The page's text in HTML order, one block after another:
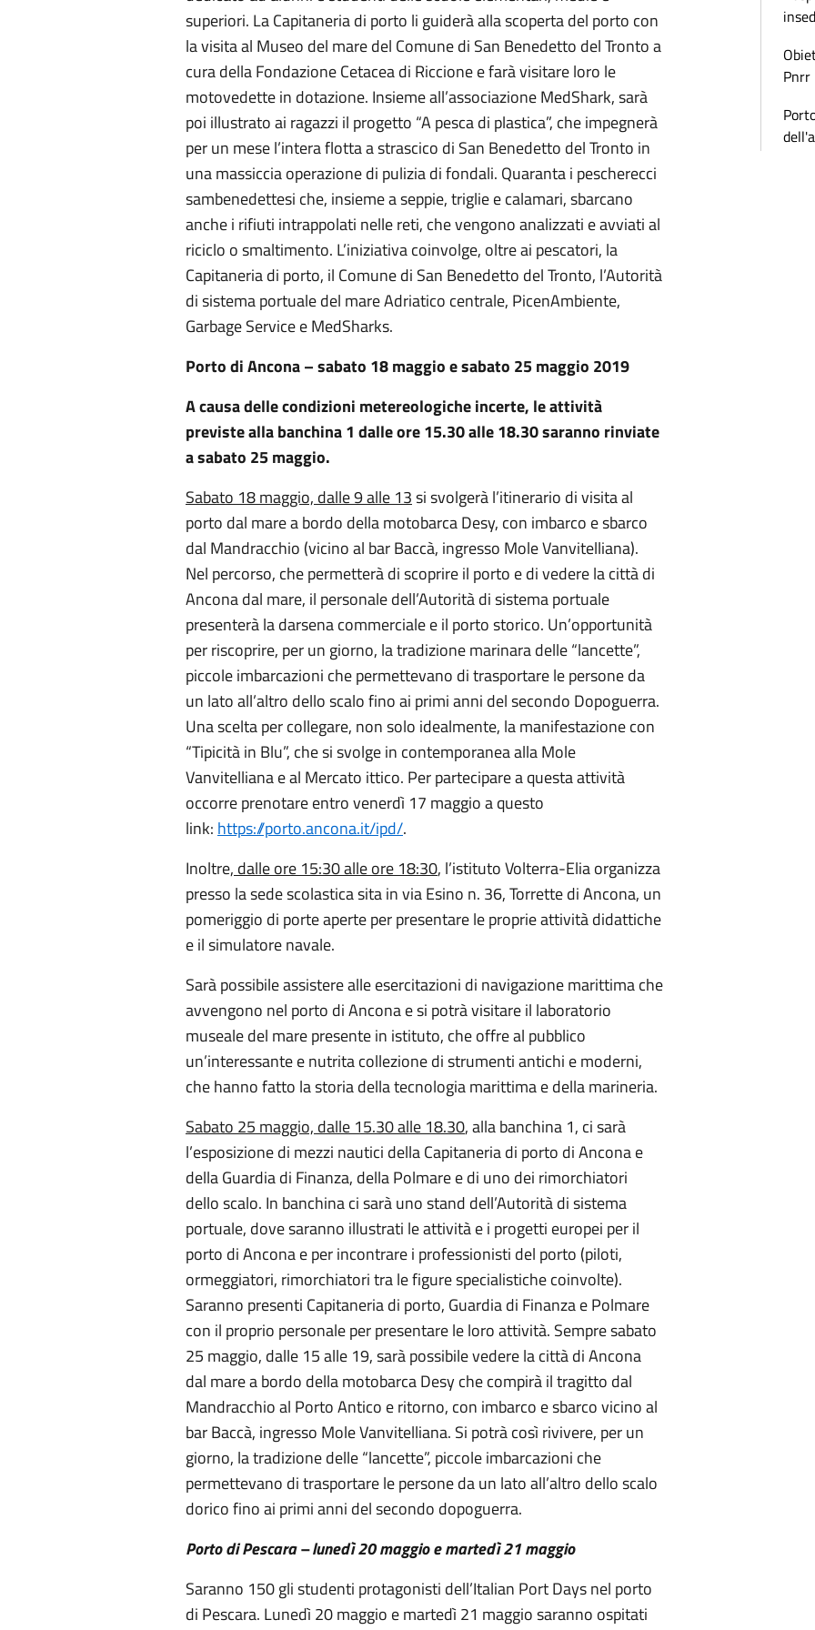
superiori. La Capitaneria di porto li guiderà alla scoperta del porto con
la visita al Museo del mare del Comune di San Benedetto del Tronto a
cura della Fondazione Cetacea di Riccione e farà visitare loro le
motovedette in dotazione. Insieme all’associazione MedShark, sarà
poi illustrato ai ragazzi il progetto “A pesca di plastica”, che impegnerà
per un mese l’intera flotta a strascico di San Benedetto del Tronto in
una massiccia operazione di pulizia di fondali. Quaranta i pescherecci
sambenedettesi che, insieme a seppie, triglie e calamari, sbarcano
anche i rifiuti intrappolati nelle reti, che vengono analizzati e avviati al
riciclo o smaltimento. L’iniziativa coinvolge, oltre ai pescatori, la
Capitaneria di porto, il Comune di San Benedetto del Tronto, l’Autorità
di sistema portuale del mare Adriatico centrale, PicenAmbiente,
Garbage Service e MedSharks.
Porto di Ancona – sabato 18 maggio e sabato 25 maggio 2019
A causa delle condizioni metereologiche incerte, le attività
previste alla banchina 1 dalle ore 15.30 alle 18.30 saranno rinviate
a sabato 25 maggio.
Sabato 18 maggio, dalle 9 alle 13si svolgerà l’itinerario di visita al
porto dal mare a bordo della motobarca Desy, con imbarco e sbarco
dal Mandracchio (vicino al bar Baccà, ingresso Mole Vanvitelliana).
Nel percorso, che permetterà di scoprire il porto e di vedere la città di
Ancona dal mare, il personale dell’Autorità di sistema portuale
presenterà la darsena commerciale e il porto storico. Un’opportunità
per riscoprire, per un giorno, la tradizione marinara delle “lancette”,
piccole imbarcazioni che permettevano di trasportare le persone da
un lato all’altro dello scalo fino ai primi anni del secondo Dopoguerra.
Una scelta per collegare, non solo idealmente, la manifestazione con
“Tipicità in Blu”, che si svolge in contemporanea alla Mole
Vanvitelliana e al Mercato ittico. Per partecipare a questa attività
occorre prenotare entro venerdì 17 maggio a questo
link: https://porto.ancona.it/ipd/.
Inoltre, dalle ore 15:30 alle ore 18:30, l’istituto Volterra-Elia organizza
presso la sede scolastica sita in via Esino n. 36, Torrette di Ancona, un
pomeriggio di porte aperte per presentare le proprie attività didattiche
e il simulatore navale.
Sarà possibile assistere alle esercitazioni di navigazione marittima che
avvengono nel porto di Ancona e si potrà visitare il laboratorio
museale del mare presente in istituto, che offre al pubblico
un’interessante e nutrita collezione di strumenti antichi e moderni,
che hanno fatto la storia della tecnologia marittima e della marineria.
Sabato 25 maggio, dalle 15.30 alle 18.30, alla banchina 1, ci sarà
l’esposizione di mezzi nautici della Capitaneria di porto di Ancona e
della Guardia di Finanza, della Polmare e di uno dei rimorchiatori
dello scalo. In banchina ci sarà uno stand dell’Autorità di sistema
portuale, dove saranno illustrati le attività e i progetti europei per il
porto di Ancona e per incontrare i professionisti del porto (piloti,
ormeggiatori, rimorchiatori tra le figure specialistiche coinvolte).
Saranno presenti Capitaneria di porto, Guardia di Finanza e Polmare
con il proprio personale per presentare le loro attività. Sempre sabato
25 maggio, dalle 15 alle 19, sarà possibile vedere la città di Ancona
dal mare a bordo della motobarca Desy che compirà il tragitto dal
Mandracchio al Porto Antico e ritorno, con imbarco e sbarco vicino al
bar Baccà, ingresso Mole Vanvitelliana. Si potrà così rivivere, per un
giorno, la tradizione delle “lancette”, piccole imbarcazioni che
permettevano di trasportare le persone da un lato all’altro dello scalo
dorico fino ai primi anni del secondo dopoguerra.
Porto di Pescara – lunedì 20 maggio e martedì 21 maggio
Saranno 150 gli studenti protagonisti dell’Italian Port Days nel porto
di Pescara. Lunedì 20 maggio e martedì 21 maggio saranno ospitati
Pnrr